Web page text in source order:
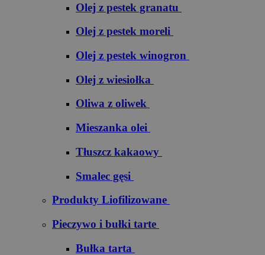
Olej z pestek granatu
Olej z pestek moreli
Olej z pestek winogron
Olej z wiesiołka
Oliwa z oliwek
Mieszanka olei
Tłuszcz kakaowy
Smalec gęsi
Produkty Liofilizowane
Pieczywo i bułki tarte
Bułka tarta